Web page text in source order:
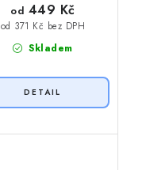
Skladem
od 371 Kč bez DPH
od 449 Kč